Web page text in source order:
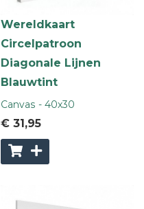
Wereldkaart
Circelpatroon
Diagonale Lijnen
Blauwtint
Canvas - 40x30
€ 31,95